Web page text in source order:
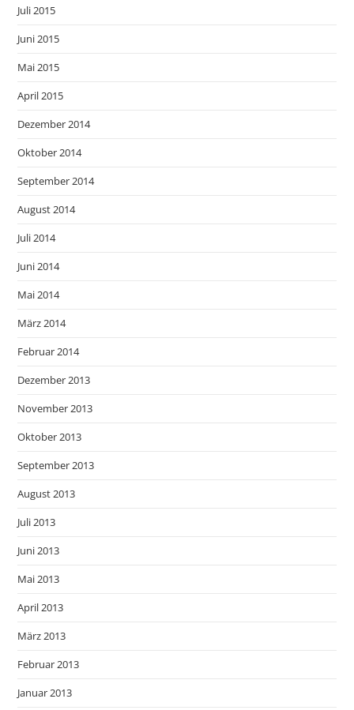
Juli 2015
Juni 2015
Mai 2015
April 2015
Dezember 2014
Oktober 2014
September 2014
August 2014
Juli 2014
Juni 2014
Mai 2014
März 2014
Februar 2014
Dezember 2013
November 2013
Oktober 2013
September 2013
August 2013
Juli 2013
Juni 2013
Mai 2013
April 2013
März 2013
Februar 2013
Januar 2013